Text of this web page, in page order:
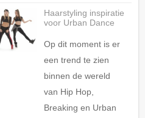
Haarstyling inspiratie
voor Urban Dance
Op dit moment is er
een trend te zien
binnen de wereld
van Hip Hop,
Breaking en Urban